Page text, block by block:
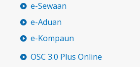
e-Sewaan
e-Aduan
e-Kompaun
OSC 3.0 Plus Online